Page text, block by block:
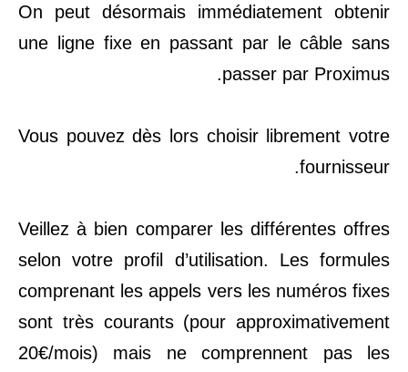
On peut désormais immédiatement obtenir
une ligne fixe en passant par le câble sans
passer par Proximus.
Vous pouvez dès lors choisir librement votre
fournisseur.
Veillez à bien comparer les différentes offres
selon votre profil d’utilisation. Les formules
comprenant les appels vers les numéros fixes
sont très courants (pour approximativement
20€/mois) mais ne comprennent pas les